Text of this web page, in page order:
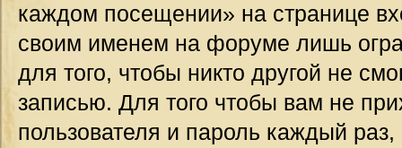
каждом посещении» на странице
своим именем на форуме лишь
для того, чтобы никто другой не
записью. Для того чтобы вам не
пользователя и пароль каждый